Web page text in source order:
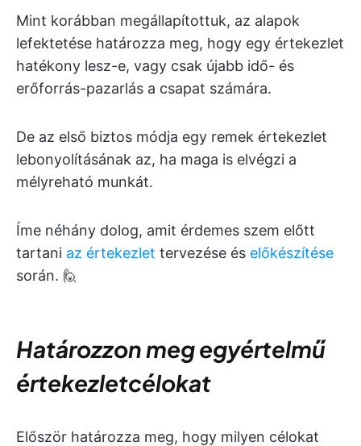
Mint korábban megállapítottuk, az alapok
lefektetése határozza meg, hogy egy értekezlet
hatékony lesz-e, vagy csak újabb idő- és
erőforrás-pazarlás a csapat számára.
De az első biztos módja egy remek értekezlet
lebonyolításának az, ha maga is elvégzi a
mélyreható munkát.
Íme néhány dolog, amit érdemes szem előtt
tartani az értekezlet tervezése és előkészítése
során. 🙋
Határozzon meg egyértelmű
értekezletcélokat
Először határozza meg, hogy milyen célokat